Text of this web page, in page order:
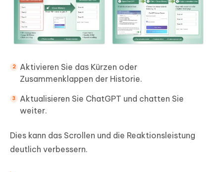
Aktivieren Sie das Kürzen oder
Zusammenklappen der Historie.
Aktualisieren Sie ChatGPT und chatten Sie
weiter.
Dies kann das Scrollen und die Reaktionsleistung
deutlich verbessern.